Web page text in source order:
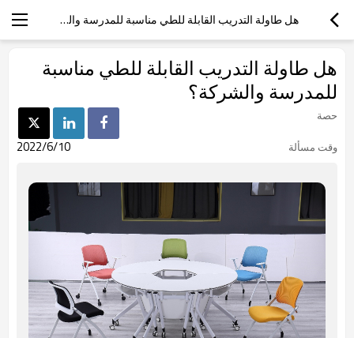
هل طاولة التدريب القابلة للطي مناسبة للمدرسة والشركة؟
هل طاولة التدريب القابلة للطي مناسبة
للمدرسة والشركة؟
حصة
وقت مسألة
2022/6/10